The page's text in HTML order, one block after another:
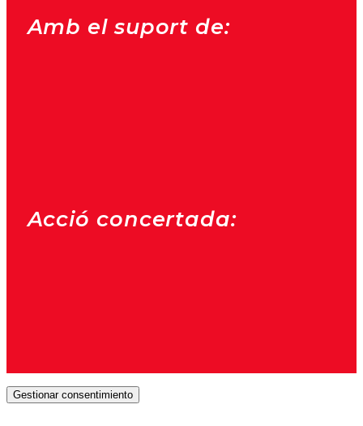
Amb el suport de:
Acció concertada:
Gestionar consentimiento